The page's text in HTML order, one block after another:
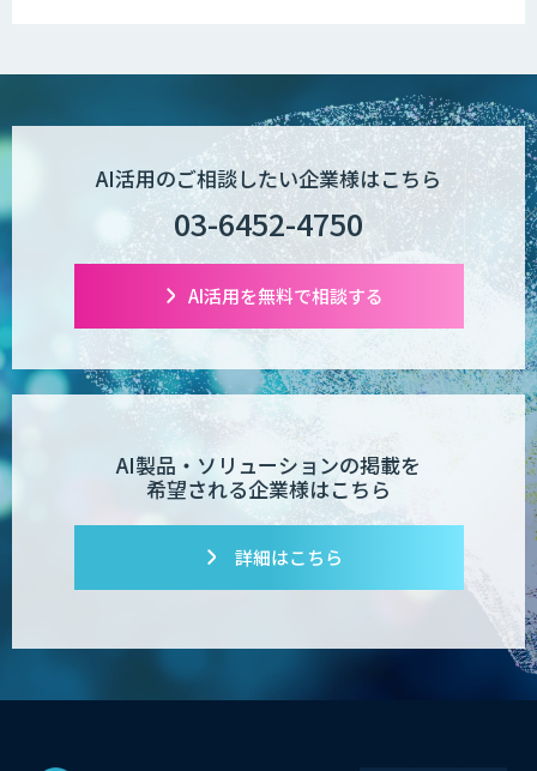
AI活用のご相談したい企業様はこちら
03-6452-4750
AI活用を無料で相談する
AI製品・ソリューションの掲載を
希望される企業様はこちら
詳細はこちら